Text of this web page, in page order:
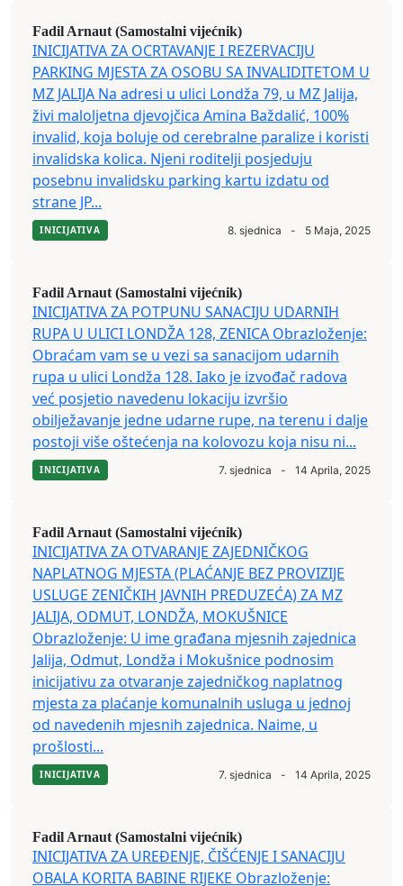
Fadil Arnaut (Samostalni vijećnik)
INICIJATIVA ZA OCRTAVANJE I REZERVACIJU
PARKING MJESTA ZA OSOBU SA INVALIDITETOM U
MZ JALIJA Na adresi u ulici Londža 79, u MZ Jalija,
živi maloljetna djevojčica Amina Baždalić, 100%
invalid, koja boluje od cerebralne paralize i koristi
invalidska kolica. Njeni roditelji posjeduju
posebnu invalidsku parking kartu izdatu od
strane JP...
INICIJATIVA 8. sjednica - 5 Maja, 2025
Fadil Arnaut (Samostalni vijećnik)
INICIJATIVA ZA POTPUNU SANACIJU UDARNIH
RUPA U ULICI LONDŽA 128, ZENICA Obrazloženje:
Obraćam vam se u vezi sa sanacijom udarnih
rupa u ulici Londža 128. Iako je izvođač radova
već posjetio navedenu lokaciju izvršio
obilježavanje jedne udarne rupe, na terenu i dalje
postoji više oštećenja na kolovozu koja nisu ni...
INICIJATIVA 7. sjednica - 14 Aprila, 2025
Fadil Arnaut (Samostalni vijećnik)
INICIJATIVA ZA OTVARANJE ZAJEDNIČKOG
NAPLATNOG MJESTA (PLAĆANJE BEZ PROVIZIJE
USLUGE ZENIČKIH JAVNIH PREDUZEĆA) ZA MZ
JALIJA, ODMUT, LONDŽA, MOKUŠNICE
Obrazloženje: U ime građana mjesnih zajednica
Jalija, Odmut, Londža i Mokušnice podnosim
inicijativu za otvaranje zajedničkog naplatnog
mjesta za plaćanje komunalnih usluga u jednoj
od navedenih mjesnih zajednica. Naime, u
prošlosti...
INICIJATIVA 7. sjednica - 14 Aprila, 2025
Fadil Arnaut (Samostalni vijećnik)
INICIJATIVA ZA UREĐENJE, ČIŠĆENJE I SANACIJU
OBALA KORITA BABINE RIJEKE Obrazloženje: